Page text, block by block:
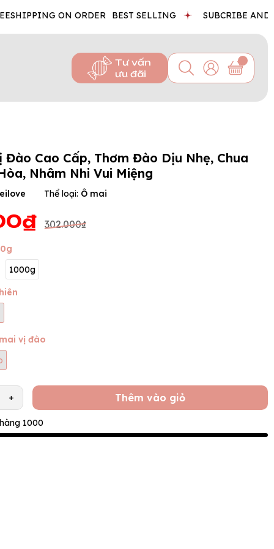
ON ORDER BEST SELLING SUBCRIBE AND GET
Tư vấn
ưu đãi
Đào Cao Cấp, Thơm Đào Dịu Nhẹ, Chua
Nhâm Nhi Vui Miệng
Thể loại: Ô mai
302.000₫
1000g
vị đào
+ Thêm vào giỏ
1000